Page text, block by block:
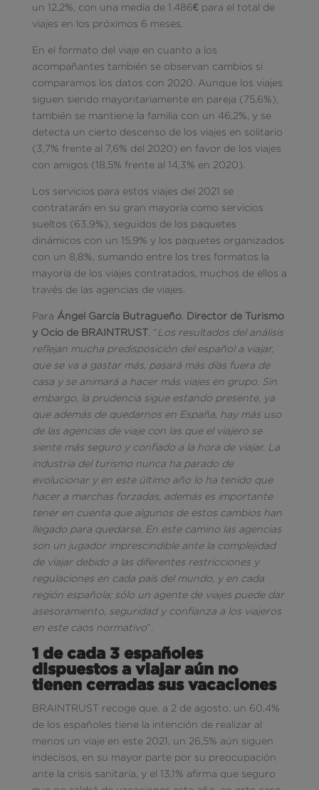
un 12,2%, con una media de 1.486€ para el total de
viajes en los próximos 6 meses.
En el formato del viaje en cuanto a los
acompañantes también se observan cambios si
comparamos los datos con 2020. Aunque los viajes
siguen siendo mayoritariamente en pareja (75,6%),
también se mantiene la familia con un 46,2%, y se
detecta un cierto descenso de los viajes en solitario
(3,7% frente al 7,6% del 2020) en favor de los viajes
con amigos (18,5% frente al 14,3% en 2020).
Los servicios para estos viajes del 2021 se
contratarán en su gran mayoría como servicios
sueltos (63,9%), seguidos de los paquetes
dinámicos con un 15,9% y los paquetes organizados
con un 8,8%, sumando entre los tres formatos la
mayoría de los viajes contratados, muchos de ellos a
través de las agencias de viajes.
Para Ángel García Butragueño, Director de Turismo
y Ocio de BRAINTRUST, “ Los resultados del análisis
reflejan mucha predisposición del español a viajar,
que se va a gastar más, pasará más días fuera de
casa y se animará a hacer más viajes en grupo. Sin
embargo, la prudencia sigue estando presente, ya
que además de quedarnos en España, hay más uso
de las agencias de viaje con las que el viajero se
siente más seguro y confiado a la hora de viajar. La
industria del turismo nunca ha parado de
evolucionar y en este último año lo ha tenido que
hacer a marchas forzadas, además es importante
tener en cuenta que algunos de estos cambios han
llegado para quedarse. En este camino las agencias
son un jugador imprescindible ante la complejidad
de viajar debido a las diferentes restricciones y
regulaciones en cada país del mundo, y en cada
región española; sólo un agente de viajes puede dar
asesoramiento, seguridad y confianza a los viajeros
en este caos normativo”.
1 de cada 3 españoles
dispuestos a viajar aún no
tienen cerradas sus vacaciones
BRAINTRUST recoge que, a 2 de agosto, un 60,4%
de los españoles tiene la intención de realizar al
menos un viaje en este 2021, un 26,5% aún siguen
indecisos, en su mayor parte por su preocupación
ante la crisis sanitaria, y el 13,1% afirma que seguro